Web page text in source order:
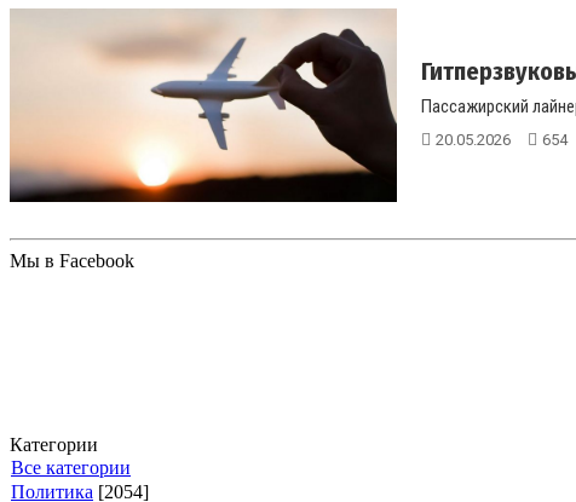
Пассажирский
20.05.2026 654
Мы в Facebook
Категории
Все категории
Политика [2054]